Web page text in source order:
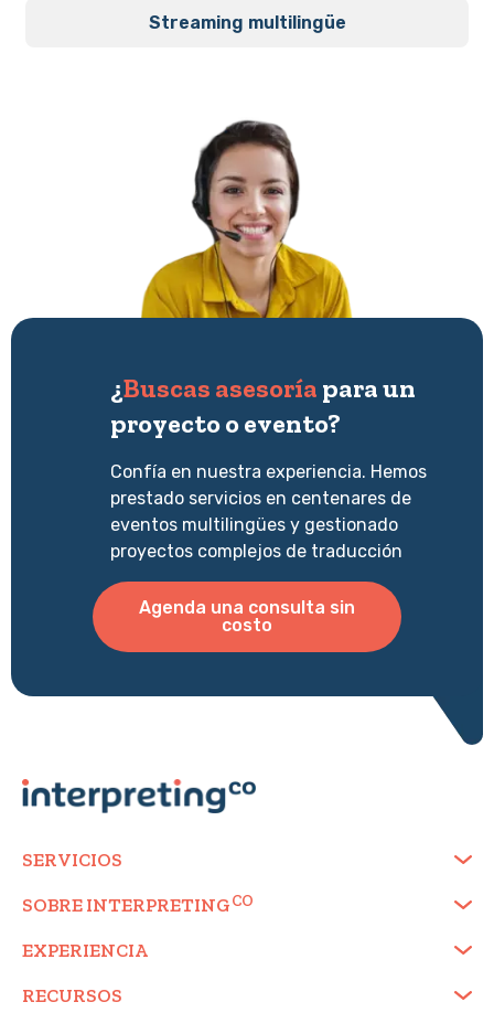
Streaming multilingüe
¿Buscas asesoría para un
proyecto o evento?
Confía en nuestra experiencia. Hemos
prestado servicios en centenares de
eventos multilingües y gestionado
proyectos complejos de traducción
Agenda una consulta sin
costo
SERVICIOS
SOBRE INTERPRETING
EXPERIENCIA
RECURSOS